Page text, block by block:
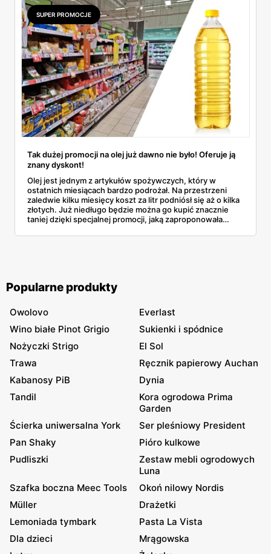
SUPER PROMOCJE
Tak dużej promocji na olej już dawno nie było! Oferuje ją
znany dyskont!
Olej jest jednym z artykułów spożywczych, który w
ostatnich miesiącach bardzo podrożał. Na przestrzeni
zaledwie kilku miesięcy koszt za litr podniósł się aż o kilka
złotych. Już niedługo będzie można go kupić znacznie
taniej dzięki specjalnej promocji, jaką zaproponowała
oferty promocyjnej i zaoszczędź trochę pieniędzy!
Popularne produkty
Owolovo
Everlast
Wino białe Pinot Grigio
Sukienki i spódnice
Nożyczki Strigo
El Sol
Trawa
Ręcznik papierowy Auchan
Kabanosy PiB
Dynia
Tandil
Kora ogrodowa Prima
Garden
Ścierka uniwersalna York
Ser pleśniowy President
Pan Shaky
Pióro kulkowe
Pudliszki
Zestaw mebli ogrodowych
Luna
Szafka boczna Meec Tools
Okoń nilowy Nordis
Müller
Drażetki
Lemoniada tymbark
Pasta La Vista
Dla dzieci
Mrągowska